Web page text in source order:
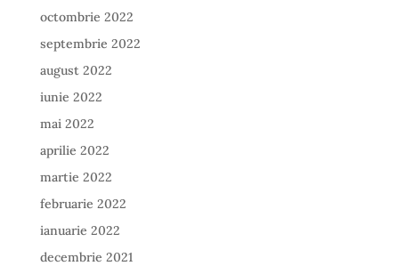
octombrie 2022
septembrie 2022
august 2022
iunie 2022
mai 2022
aprilie 2022
martie 2022
februarie 2022
ianuarie 2022
decembrie 2021